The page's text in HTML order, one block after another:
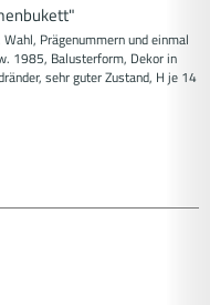
Prägenummern und einmal
1985, Balusterform, Dekor in
sehr guter Zustand, H je 14